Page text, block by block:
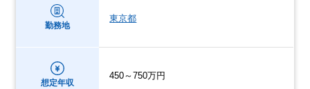
勤務地
東京都
想定年収
450～750万円